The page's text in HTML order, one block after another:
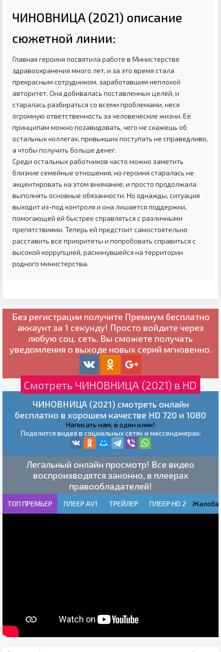
ЧИНОВНИЦА (2021) описание
сюжетной линии:
Главная героиня посвятила работе в Министерстве
здравоохранения много лет, и за это время стала
прекрасным сотрудником, заработавшим неплохой
авторитет. Она добивалась поставленных целей, и
старалась разбираться со всеми проблемами, неся
огромную ответственность за человеческие жизни. Ее
принципам можно позавидовать, чего не скажешь об
остальных коллегах, привыкших поступать не справедливо,
а чтобы получить больше денег.
Среди остальных работников часто можно заметить
близкие семейные отношения, но героиня старалась не
акцентировать на этом внимание, и просто продолжала
выполнять основные обязанности. Но однажды, ситуация
выходит из-под контроля и она лишается поддержки,
помогающей ей быстрее справляться с различными
препятствиями. Теперь ей предстоит самостоятельно
расставить все приоритеты и попробовать справиться с
высокой коррупцией, раскинувшейся на территории
родного министерства.
Без регистрации получите Премиум бесплатно
аккаунт за 1 секунду! Просто войдите через
любую соц. сеть. Вы сможете получать
уведомления о выходе новых серий мгновенно.
Смотреть ЧИНОВНИЦА (2021) в HD
ЧИНОВНИЦА (2021) смотреть онлайн
бесплатно в хорошем качестве HD 720 и 1080
Написать нам, в один клик!
Поделится видео в социальных сетях и мессенджерах:
Легальный онлайн просмотр! Все видео
воспроизводятся законно, в плеерах
правообладателей!
ТОП ПРЕМЬЕР ПЛЕЕР AV1 ТРЕЙЛЕР ПЛЕЕР HD 2 Жалоба!